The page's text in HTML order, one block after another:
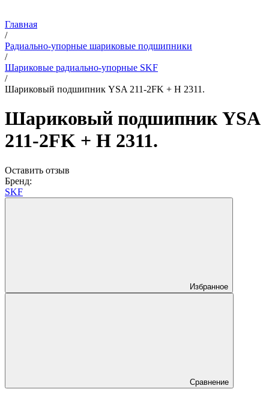
Главная
/
Радиально-упорные шариковые подшипники
/
Шариковые радиально-упорные SKF
/
Шариковый подшипник YSA 211-2FK + H 2311.
Шариковый подшипник YSA
211-2FK + H 2311.
Оставить отзыв
Бренд:
SKF
Избранное
Сравнение